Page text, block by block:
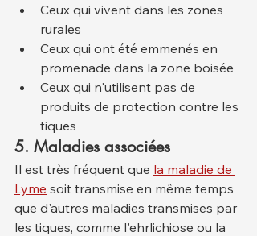
Ceux qui vivent dans les zones
rurales
Ceux qui ont été emmenés en
promenade dans la zone boisée
Ceux qui n'utilisent pas de
produits de protection contre les
tiques
5. Maladies associées
Il est très fréquent que la maladie de
Lyme soit transmise en même temps
que d'autres maladies transmises par
les tiques, comme l'ehrlichiose ou la